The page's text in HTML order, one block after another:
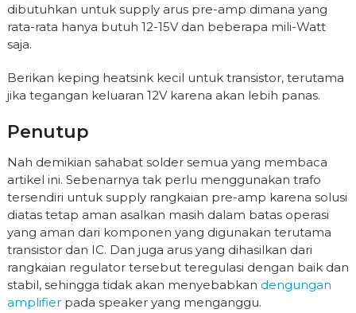
dibutuhkan untuk supply arus pre-amp dimana yang
rata-rata hanya butuh 12-15V dan beberapa mili-Watt
saja.
Berikan keping heatsink kecil untuk transistor, terutama
jika tegangan keluaran 12V karena akan lebih panas.
Penutup
Nah demikian sahabat solder semua yang membaca
artikel ini. Sebenarnya tak perlu menggunakan trafo
tersendiri untuk supply rangkaian pre-amp karena solusi
diatas tetap aman asalkan masih dalam batas operasi
yang aman dari komponen yang digunakan terutama
transistor dan IC. Dan juga arus yang dihasilkan dari
rangkaian regulator tersebut teregulasi dengan baik dan
stabil, sehingga tidak akan menyebabkan dengungan
amplifierpada speaker yang menganggu.